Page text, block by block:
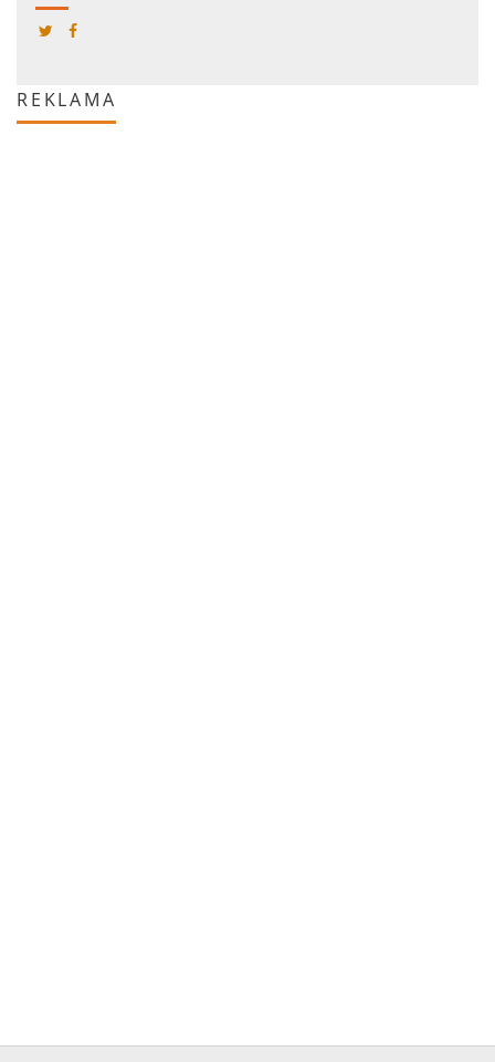
REKLAMA